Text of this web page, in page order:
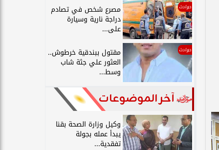
حوادث مصرع شخص في تصادم
دراجة نارية وسيارة
على...
حوادث مقتول ببندقية خرطوش..
العثور علي جثة شاب
وسط...
آخر الموضوعات
وكيل وزارة الصحة بقنا
يبدأ عمله بجولة
تفقدية...